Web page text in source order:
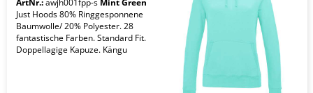
Just Hoods 80% Ringgesponnene
Baumwolle/ 20% Polyester. 28
fantastische Farben. Standard Fit.
Doppellagige Kapuze. Kängu